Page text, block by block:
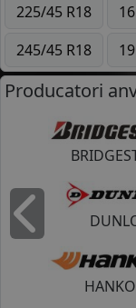
225/45 R18
245/45 R18
Producatori